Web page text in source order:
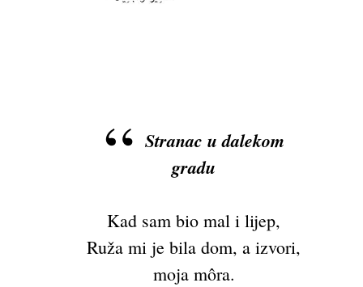
Stranac u dalekom
gradu
Kad sam bio mal i lijep,
Ruža mi je bila dom, a izvori,
moja môra.